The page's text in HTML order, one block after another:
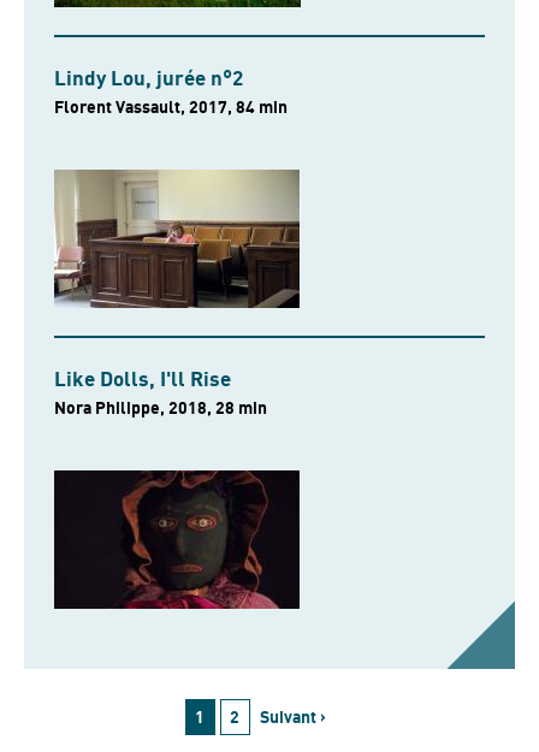
Lindy Lou, jurée n°2
Florent Vassault, 2017, 84 min
Like Dolls, I'll Rise
Nora Philippe, 2018, 28 min
1 2 Suivant ›